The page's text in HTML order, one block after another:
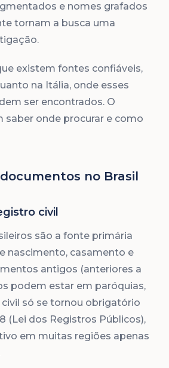
e nomes grafados
tornam a busca uma
existem fontes confiáveis,
na Itália, onde esses
ser encontrados. O
saber onde procurar e como
no Brasil
civil
são a fonte primária
nascimento, casamento e
antigos (anteriores a
podem estar em paróquias,
só se tornou obrigatório
(Lei dos Registros Públicos),
em muitas regiões apenas